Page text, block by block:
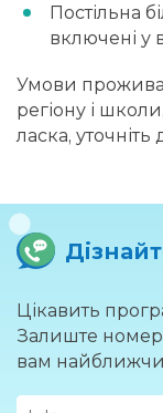
Постільна
включені у
Умови
регіону і
ласка, уточніть
Цікавить
Залиште
вам